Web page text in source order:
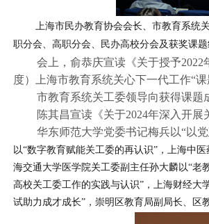
上海市民办教育协会会长、市教育系统
职分会、高职分会、民办高校分会及获奖课
会上，俞恭庆宣读《关于授予
度）上海市教育系统关心下一代工作“
市教育系统关工委领导向获得课题
陈其昌宣读《关于2024年深入开展
华东师范大学党委书记梅兵以“以
以“数字教育赋能关工委的再认识”，上海中
海交通大学医学院关工委副主任孙大麟以“老
高校关工委工作的实践与认识”，上海财经大
试助力成才成长”，崇明区教育局副局长、区